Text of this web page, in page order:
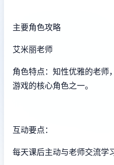
主要角色攻略
艾米丽老师
角色特点：知性优雅的老师
游戏的核心角色之一。
互动要点：
每天课后主动与老师交流学